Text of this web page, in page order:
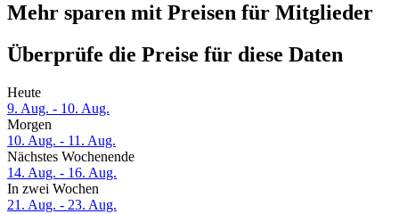
Mehr sparen mit Preisen für Mitglieder
Überprüfe die Preise für diese Daten
Heute
9. Aug. - 10. Aug.
Morgen
10. Aug. - 11. Aug.
Nächstes Wochenende
14. Aug. - 16. Aug.
In zwei Wochen
21. Aug. - 23. Aug.